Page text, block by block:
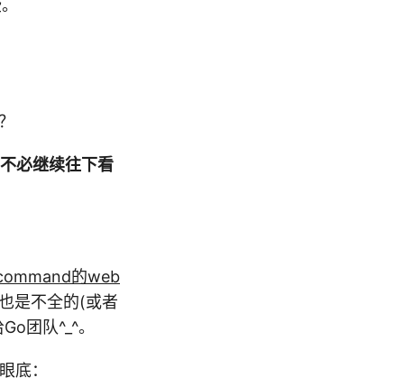
必继续往下看
的web
是不全的(或者
团队^_^。
底：